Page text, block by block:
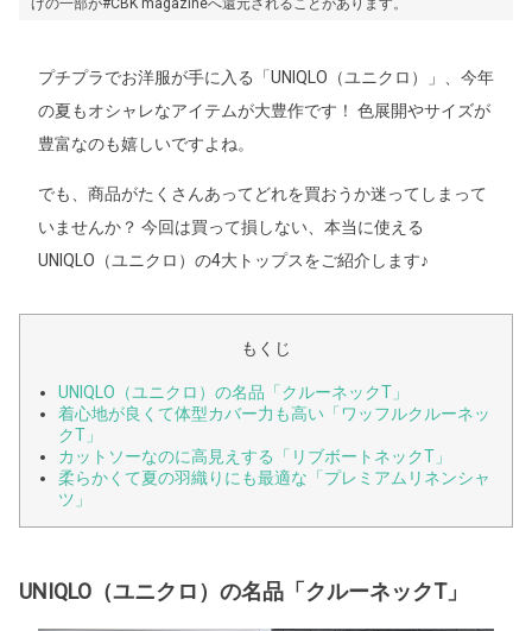
げの一部が#CBK magazineへ還元されることがあります。
プチプラでお洋服が手に入る「UNIQLO（ユニクロ）」、今年
の夏もオシャレなアイテムが大豊作です！ 色展開やサイズが
豊富なのも嬉しいですよね。
でも、商品がたくさんあってどれを買おうか迷ってしまって
いませんか？ 今回は買って損しない、本当に使える
UNIQLO（ユニクロ）の4大トップスをご紹介します♪
もくじ
UNIQLO（ユニクロ）の名品「クルーネックT」
着心地が良くて体型カバー力も高い「ワッフルクルーネッ
クT」
カットソーなのに高見えする「リブボートネックT」
柔らかくて夏の羽織りにも最適な「プレミアムリネンシャ
ツ」
UNIQLO（ユニクロ）の名品「クルーネックT」